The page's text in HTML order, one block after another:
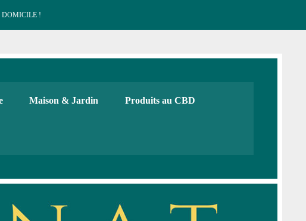
DOMICILE !
CBD français Bio
Maison & Jardin Produits au CBD